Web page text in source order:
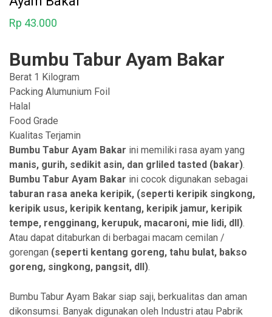
Rp 43.000
Bumbu Tabur Ayam Bakar
Berat 1 Kilogram
Packing Alumunium Foil
Halal
Food Grade
Kualitas Terjamin
Bumbu Tabur Ayam Bakar ini memiliki rasa ayam yang
manis, gurih, sedikit asin, dan grliled tasted (bakar).
Bumbu Tabur Ayam Bakar ini cocok digunakan sebagai
taburan rasa aneka keripik, (seperti keripik singkong,
keripik usus, keripik kentang, keripik jamur, keripik
tempe, rengginang, kerupuk, macaroni, mie lidi, dll).
Atau dapat ditaburkan di berbagai macam cemilan /
gorengan (seperti kentang goreng, tahu bulat, bakso
goreng, singkong, pangsit, dll).
Bumbu Tabur Ayam Bakar siap saji, berkualitas dan aman
dikonsumsi. Banyak digunakan oleh Industri atau Pabrik